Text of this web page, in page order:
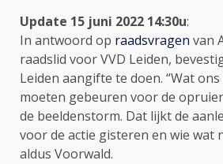
Update 15 juni 2022 14:30u:
In antwoord op raadsvragen van
raadslid voor VVD Leiden,
Leiden aangifte te doen. “Wat
moeten gebeuren voor de
de beeldenstorm. Dat lijkt de
voor de actie gisteren en wie wat
aldus Voorwald.